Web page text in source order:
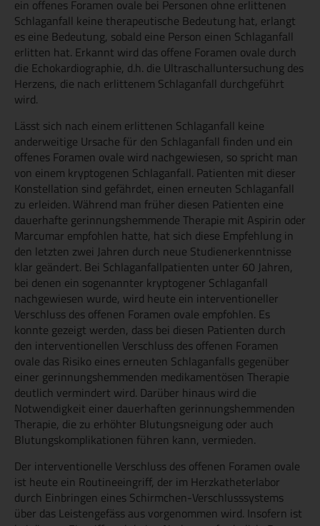
ein offenes Foramen ovale bei Personen ohne erlittenen
Schlaganfall keine therapeutische Bedeutung hat, erlangt
es eine Bedeutung, sobald eine Person einen Schlaganfall
erlitten hat. Erkannt wird das offene Foramen ovale durch
die Echokardiographie, d.h. die Ultraschalluntersuchung des
Herzens, die nach erlittenem Schlaganfall durchgeführt
wird.
Lässt sich nach einem erlittenen Schlaganfall keine
anderweitige Ursache für den Schlaganfall finden und ein
offenes Foramen ovale wird nachgewiesen, so spricht man
von einem kryptogenen Schlaganfall. Patienten mit dieser
Konstellation sind gefährdet, einen erneuten Schlaganfall
zu erleiden. Während man früher diesen Patienten eine
dauerhafte gerinnungshemmende Therapie mit Aspirin oder
Marcumar empfohlen hatte, hat sich diese Empfehlung in
den letzten zwei Jahren durch neue Studienerkenntnisse
klar geändert. Bei Schlaganfallpatienten unter 60 Jahren,
bei denen ein sogenannter kryptogener Schlaganfall
nachgewiesen wurde, wird heute ein interventioneller
Verschluss des offenen Foramen ovale empfohlen. Es
konnte gezeigt werden, dass bei diesen Patienten durch
den interventionellen Verschluss des offenen Foramen
ovale das Risiko eines erneuten Schlaganfalls gegenüber
einer gerinnungshemmenden medikamentösen Therapie
deutlich vermindert wird. Darüber hinaus wird die
Notwendigkeit einer dauerhaften gerinnungshemmenden
Therapie, die zu erhöhter Blutungsneigung oder auch
Blutungskomplikationen führen kann, vermieden.
Der interventionelle Verschluss des offenen Foramen ovale
ist heute ein Routineeingriff, der im Herzkatheterlabor
durch Einbringen eines Schirmchen-Verschlusssystems
über das Leistengefäss aus vorgenommen wird. Insofern ist